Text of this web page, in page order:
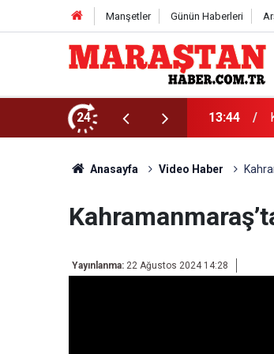
Manşetler Günün Haberleri
24 13:44
Anasayfa Video Haber
Yayınlanma: 22 Ağustos 2024 14:28